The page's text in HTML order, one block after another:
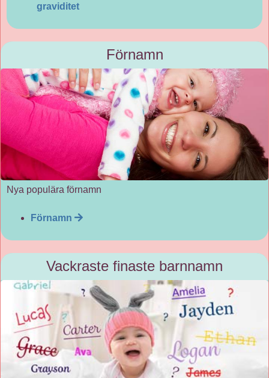
graviditet
Förnamn
Nya populära förnamn
Förnamn
Vackraste finaste barnnamn